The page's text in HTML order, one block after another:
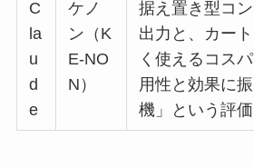
C
la
u
d
e
ケノ
ン（K
E-NO
N）
据え置き型コ
出力と、カー
く使えるコス
用性と効果に
機」という評価